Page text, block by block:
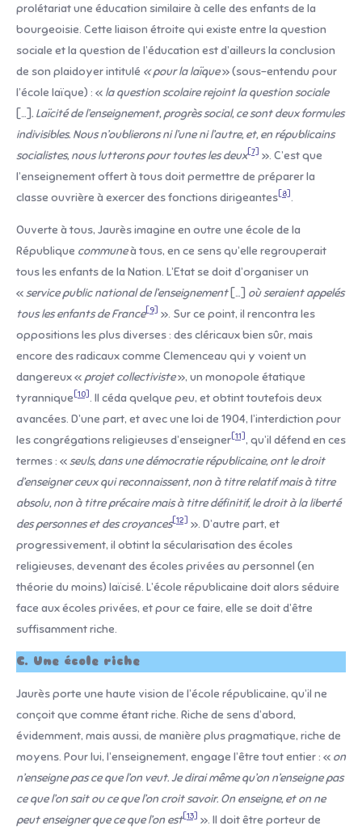
prolétariat une éducation similaire à celle des enfants de la
bourgeoisie. Cette liaison étroite qui existe entre la question
sociale et la question de l’éducation est d’ailleurs la conclusion
de son plaidoyer intitulé « pour la laïque» (sous-entendu pour
l’école laïque) : « la question scolaire rejoint la question sociale
[…]. Laïcité de l’enseignement, progrès social, ce sont deux formules
indivisibles. Nous n’oublierons ni l’une ni l’autre, et, en républicains
socialistes, nous lutterons pour toutes les deux[7]
». C’est que
l’enseignement offert à tous doit permettre de préparer la
classe ouvrière à exercer des fonctions dirigeantes [8] .
Ouverte à tous, Jaurès imagine en outre une école de la
République communeà tous, en ce sens qu’elle regrouperait
tous les enfants de la Nation. L’Etat se doit d’organiser un
«service public national de l’enseignement […] où seraient appelés
tous les enfants de France[9]
». Sur ce point, il rencontra les
oppositions les plus diverses : des cléricaux bien sûr, mais
encore des radicaux comme Clemenceau qui y voient un
dangereux « projet collectiviste», un monopole étatique
tyrannique [10] . Il céda quelque peu, et obtint toutefois deux
avancées. D’une part, et avec une loi de 1904, l’interdiction pour
les congrégations religieuses d’enseigner [11] , qu’il défend en ces
termes : «seuls, dans une démocratie républicaine, ont le droit
d’enseigner ceux qui reconnaissent, non à titre relatif mais à titre
absolu, non à titre précaire mais à titre définitif, le droit à la liberté
des personnes et des croyances[12]
». D’autre part, et
progressivement, il obtint la sécularisation des écoles
religieuses, devenant des écoles privées au personnel (en
théorie du moins) laïcisé. L’école républicaine doit alors séduire
face aux écoles privées, et pour ce faire, elle se doit d’être
suffisamment riche.
C. Une école riche
Jaurès porte une haute vision de l’école républicaine, qu’il ne
conçoit que comme étant riche. Riche de sens d’abord,
évidemment, mais aussi, de manière plus pragmatique, riche de
moyens. Pour lui, l’enseignement, engage l’être tout entier : « on
n’enseigne pas ce que l’on veut. Je dirai même qu’on n’enseigne pas
ce que l’on sait ou ce que l’on croit savoir. On enseigne, et on ne
peut enseigner que ce que l’on est[13]
». Il doit être porteur de